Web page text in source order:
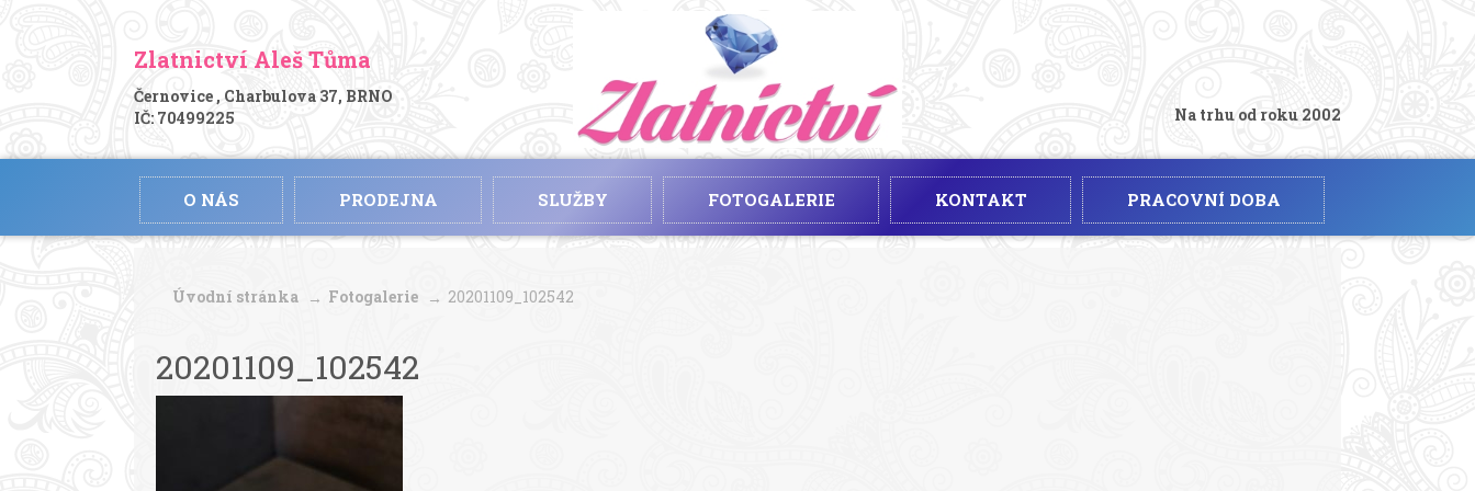
Zlatnictví Aleš Tůma
Černovice , Charbulova 37, BRNO
IČ: 70499225
Na trhu od roku 2002
O NÁS PRODEJNA SLUŽBY FOTOGALERIE KONTAKT PRACOVNÍ DOBA
Úvodní stránka Fotogalerie 20201109_102542
20201109_102542